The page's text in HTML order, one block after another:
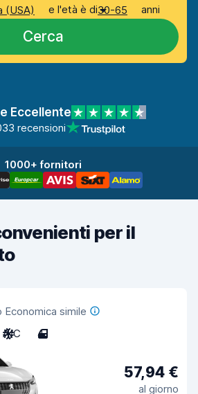
(USA)
e l'età è di30-65 anni
Cerca
Eccellente
recensioni
1000+ fornitori
per il
Economica simile
A/C 4
57,94 €
al giorno